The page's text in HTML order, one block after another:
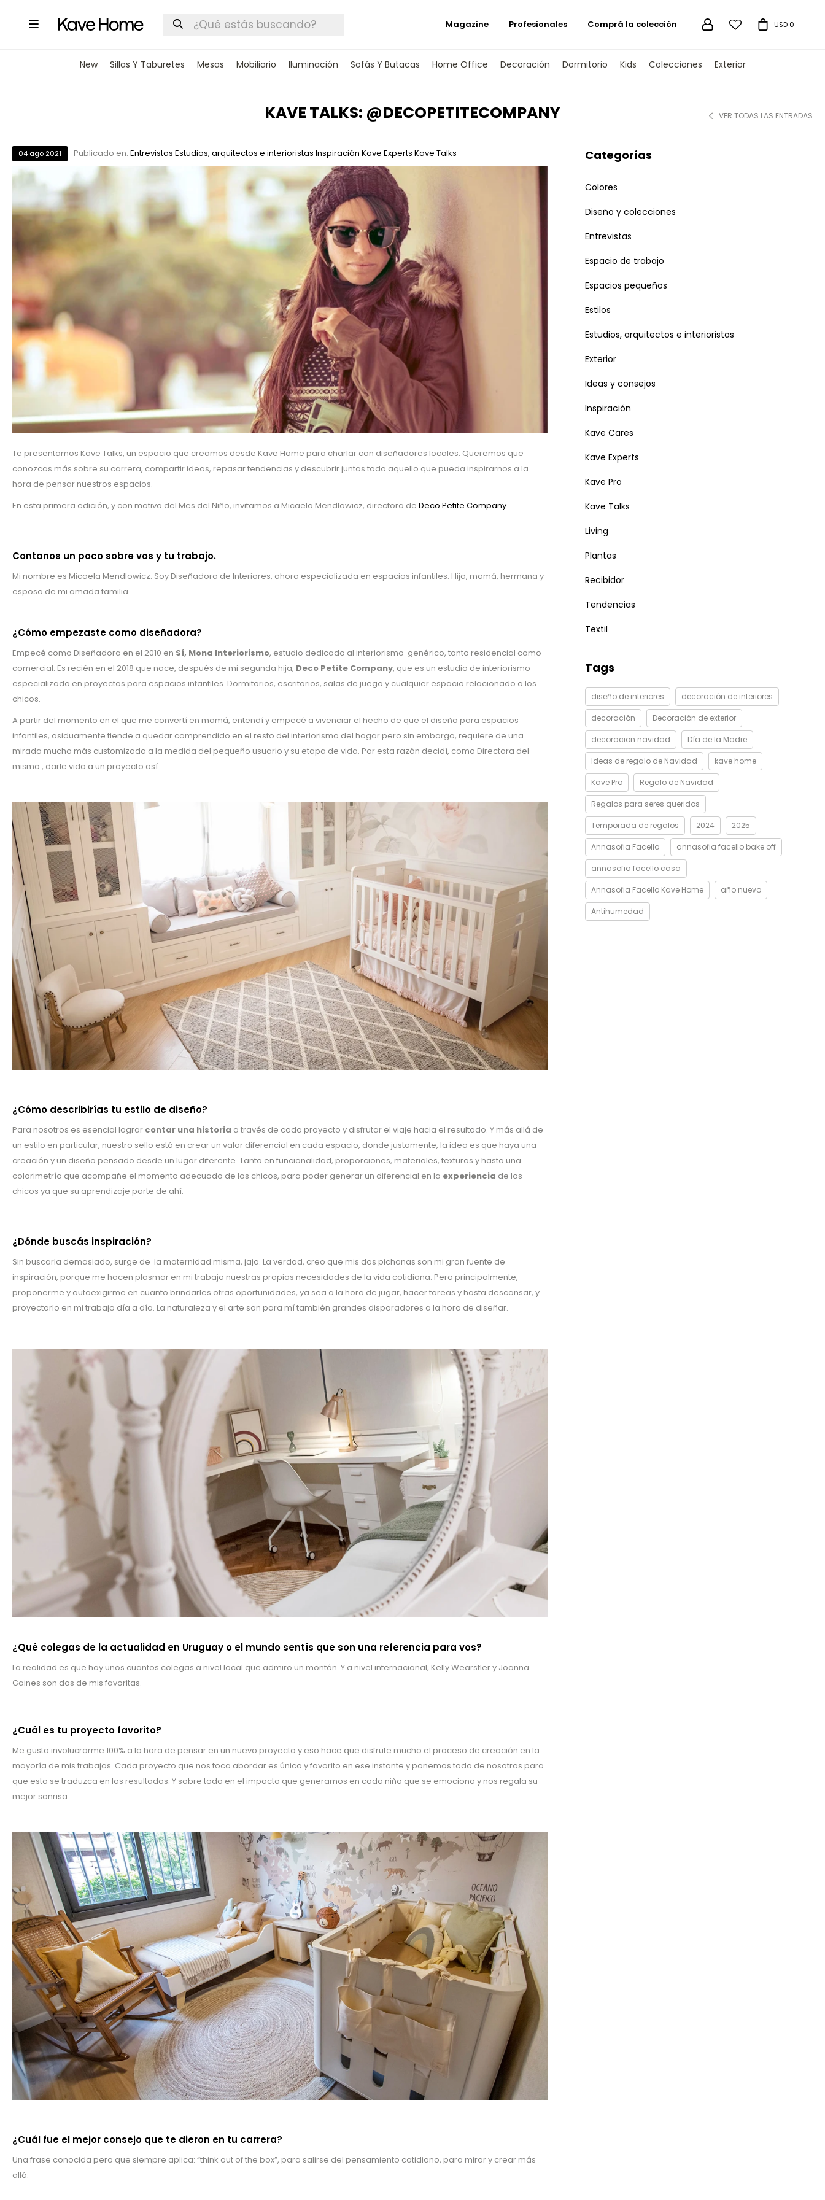

New Sillas Y Taburetes Mesas Mobiliario Iluminación Sofás Y Butacas Home Office Decoración Dormitorio Kids Colecciones Exterior
 USD 0
Magazine Profesionales Comprá la colección
KAVE TALKS: @DECOPETITECOMPANY VER TODAS LAS ENTRADAS
04 ago 2021 Publicado en: Entrevistas Estudios, arquitectos e interioristas Inspiración Kave Experts Kave Talks
Te presentamos Kave Talks, un espacio que creamos desde Kave Home para charlar con diseñadores locales. Queremos que
conozcas más sobre su carrera, compartir ideas, repasar tendencias y descubrir juntos todo aquello que pueda inspirarnos a la
hora de pensar nuestros espacios.
En esta primera edición, y con motivo del Mes del Niño, invitamos a Micaela Mendlowicz, directora de Deco Petite Company.
Contanos un poco sobre vos y tu trabajo.
Mi nombre es Micaela Mendlowicz. Soy Diseñadora de Interiores, ahora especializada en espacios infantiles. Hija, mamá, hermana y
esposa de mi amada familia.
¿Cómo empezaste como diseñadora?
Empecé como Diseñadora en el 2010 en Sí, Mona Interiorismo, estudio dedicado al interiorismo genérico, tanto residencial como
comercial. Es recién en el 2018 que nace, después de mi segunda hija, Deco Petite Company, que es un estudio de interiorismo
especializado en proyectos para espacios infantiles. Dormitorios, escritorios, salas de juego y cualquier espacio relacionado a los
chicos.
A partir del momento en el que me convertí en mamá, entendí y empecé a vivenciar el hecho de que el diseño para espacios
infantiles, asiduamente tiende a quedar comprendido en el resto del interiorismo del hogar pero sin embargo, requiere de una
mirada mucho más customizada a la medida del pequeño usuario y su etapa de vida. Por esta razón decidí, como Directora del
mismo , darle vida a un proyecto así.
¿Cómo describirías tu estilo de diseño?
Para nosotros es esencial lograr contar una historia a través de cada proyecto y disfrutar el viaje hacia el resultado. Y más allá de
un estilo en particular, nuestro sello está en crear un valor diferencial en cada espacio, donde justamente, la idea es que haya una
creación y un diseño pensado desde un lugar diferente. Tanto en funcionalidad, proporciones, materiales, texturas y hasta una
colorimetría que acompañe el momento adecuado de los chicos, para poder generar un diferencial en la experiencia de los
chicos ya que su aprendizaje parte de ahí.
¿Dónde buscás inspiración?
Sin buscarla demasiado, surge de la maternidad misma, jaja. La verdad, creo que mis dos pichonas son mi gran fuente de
inspiración, porque me hacen plasmar en mi trabajo nuestras propias necesidades de la vida cotidiana. Pero principalmente,
proponerme y autoexigirme en cuanto brindarles otras oportunidades, ya sea a la hora de jugar, hacer tareas y hasta descansar, y
proyectarlo en mi trabajo día a día. La naturaleza y el arte son para mí también grandes disparadores a la hora de diseñar.
¿Qué colegas de la actualidad en Uruguay o el mundo sentís que son una referencia para vos?
La realidad es que hay unos cuantos colegas a nivel local que admiro un montón. Y a nivel internacional, Kelly Wearstler y Joanna
Gaines son dos de mis favoritas.
¿Cuál es tu proyecto favorito?
Me gusta involucrarme 100% a la hora de pensar en un nuevo proyecto y eso hace que disfrute mucho el proceso de creación en la
mayoría de mis trabajos. Cada proyecto que nos toca abordar es único y favorito en ese instante y ponemos todo de nosotros para
que esto se traduzca en los resultados. Y sobre todo en el impacto que generamos en cada niño que se emociona y nos regala su
mejor sonrisa.
¿Cuál fue el mejor consejo que te dieron en tu carrera?
Una frase conocida pero que siempre aplica: “think out of the box”, para salirse del pensamiento cotidiano, para mirar y crear más
allá.
Categorías
Colores
Diseño y colecciones
Entrevistas
Espacio de trabajo
Espacios pequeños
Estilos
Estudios, arquitectos e interioristas
Exterior
Ideas y consejos
Inspiración
Kave Cares
Kave Experts
Kave Pro
Kave Talks
Living
Plantas
Recibidor
Tendencias
Textil
Tags
diseño de interiores decoración de interiores
decoración Decoración de exterior
decoracion navidad Día de la Madre
Ideas de regalo de Navidad kave home
Kave Pro Regalo de Navidad
Regalos para seres queridos
Temporada de regalos 2024 2025
Annasofia Facello annasofia facello bake off
annasofia facello casa
Annasofia Facello Kave Home año nuevo
Antihumedad